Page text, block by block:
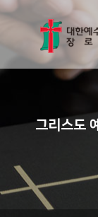
그리스도